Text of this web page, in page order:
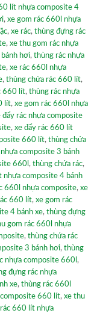
lít nhựa composite 4
, xe gom rác 660l nhựa
, xe rác, thùng đựng rác
, xe thu gom rác nhựa
hơi, thùng rác nhựa
, xe rác 660l nhựa
, thùng chứa rác 660 lít,
660 lít, thùng rác nhựa
lít, xe gom rác 660l nhựa
đẩy rác nhựa composite
, xe đẩy rác 660 lít
660 lít, thùng chứa
composite 3 bánh
660l , thùng chứa rác,
composite 4 bánh
660l nhựa composite, xe
660 lít, xe gom rác
4 bánh xe, thùng đựng
gom rác 660l nhựa
, thùng chứa rác
3 bánh hơi, thùng
nhựa composite 660l ,
đựng rác nhựa
xe, thùng rác 660l
660 lít, xe thu
660 lít nhựa